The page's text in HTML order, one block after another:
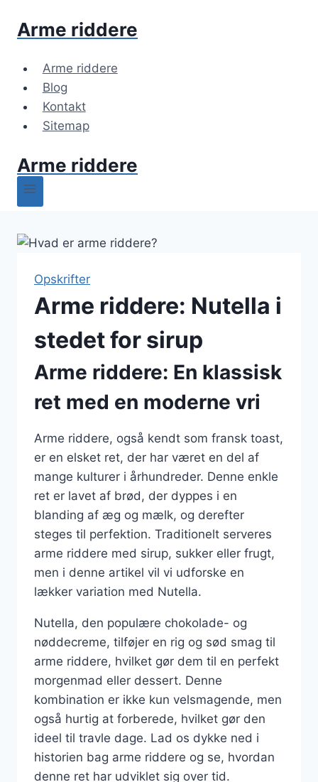
Arme riddere
Arme riddere
Blog
Kontakt
Sitemap
Arme riddere
Opskrifter
Arme riddere: Nutella i
stedet for sirup
Arme riddere: En klassisk
ret med en moderne vri
Arme riddere, også kendt som fransk toast,
er en elsket ret, der har været en del af
mange kulturer i århundreder. Denne enkle
ret er lavet af brød, der dyppes i en
blanding af æg og mælk, og derefter
steges til perfektion. Traditionelt serveres
arme riddere med sirup, sukker eller frugt,
men i denne artikel vil vi udforske en
lækker variation med Nutella.
Nutella, den populære chokolade- og
nøddecreme, tilføjer en rig og sød smag til
arme riddere, hvilket gør dem til en perfekt
morgenmad eller dessert. Denne
kombination er ikke kun velsmagende, men
også hurtig at forberede, hvilket gør den
ideel til travle dage. Lad os dykke ned i
historien bag arme riddere og se, hvordan
denne ret har udviklet sig over tid.